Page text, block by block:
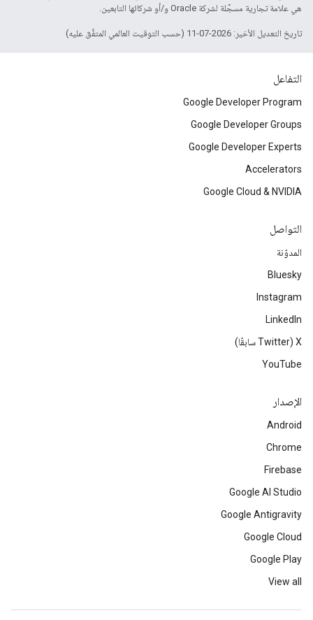
هي علامة تجارية مسجَّلة لشركة Oracle و/أو شركائها التابعين.
تاريخ التعديل الأخير: 2026-07-11 (حسب التوقيت العالمي المتفَّق عليه)
التفاعل
Google Developer Program
Google Developer Groups
Google Developer Experts
Accelerators
Google Cloud & NVIDIA
التواصل
المدوّنة
Bluesky
Instagram
LinkedIn
‫X ‏(Twitter سابقًا)
YouTube
الإصدار
Android
Chrome
Firebase
Google AI Studio
Google Antigravity
Google Cloud
Google Play
View all